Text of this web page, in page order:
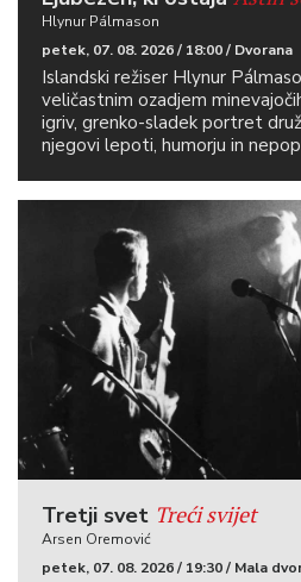
Hlynur Pálmason
petek, 07. 08. 2026 / 18:00 / Dvorana
Islandski režiser Hlynur
veličastnim ozadjem
igriv, grenko-sladek portret
njegovi lepoti, humorju in
Tretji svet Treći svijet
Arsen Oremović
petek, 07. 08. 2026 / 19:30 / Mala